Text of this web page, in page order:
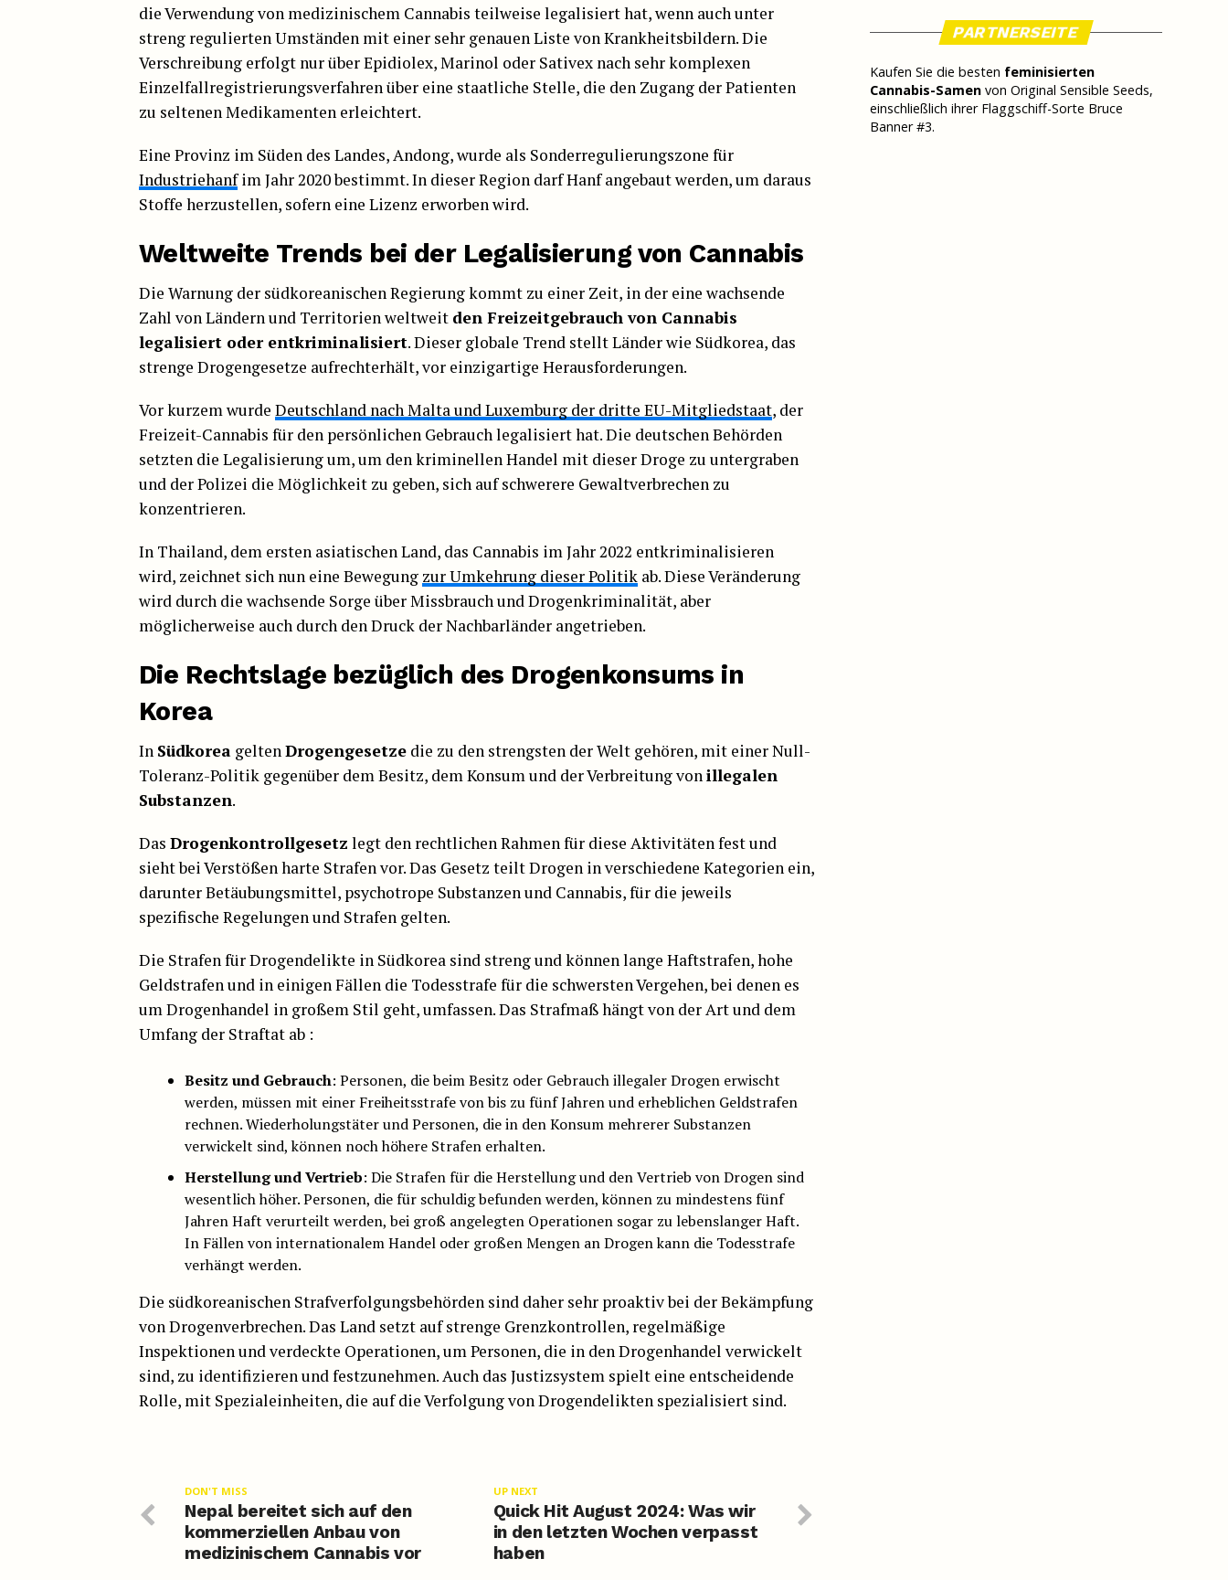
die Verwendung von medizinischem Cannabis teilweise legalisiert hat, wenn auch unter
streng regulierten Umständen mit einer sehr genauen Liste von Krankheitsbildern. Die
Verschreibung erfolgt nur über Epidiolex, Marinol oder Sativex nach sehr komplexen
Einzelfallregistrierungsverfahren über eine staatliche Stelle, die den Zugang der Patienten
zu seltenen Medikamenten erleichtert.
Eine Provinz im Süden des Landes, Andong, wurde als Sonderregulierungszone für
Industriehanfim Jahr 2020 bestimmt. In dieser Region darf Hanf angebaut werden, um daraus
Stoffe herzustellen, sofern eine Lizenz erworben wird.
Weltweite Trends bei der Legalisierung von Cannabis
Die Warnung der südkoreanischen Regierung kommt zu einer Zeit, in der eine wachsende
Zahl von Ländern und Territorien weltweit den Freizeitgebrauch von Cannabis
legalisiert oder entkriminalisiert. Dieser globale Trend stellt Länder wie Südkorea, das
strenge Drogengesetze aufrechterhält, vor einzigartige Herausforderungen.
Vor kurzem wurde Deutschland nach Malta und Luxemburg der dritte EU-Mitgliedstaat, der
Freizeit-Cannabis für den persönlichen Gebrauch legalisiert hat. Die deutschen Behörden
setzten die Legalisierung um, um den kriminellen Handel mit dieser Droge zu untergraben
und der Polizei die Möglichkeit zu geben, sich auf schwerere Gewaltverbrechen zu
konzentrieren.
In Thailand, dem ersten asiatischen Land, das Cannabis im Jahr 2022 entkriminalisieren
wird, zeichnet sich nun eine Bewegung zur Umkehrung dieser Politik ab. Diese Veränderung
wird durch die wachsende Sorge über Missbrauch und Drogenkriminalität, aber
möglicherweise auch durch den Druck der Nachbarländer angetrieben.
Die Rechtslage bezüglich des Drogenkonsums in
Korea
In Südkorea gelten Drogengesetze die zu den strengsten der Welt gehören, mit einer Null-
Toleranz-Politik gegenüber dem Besitz, dem Konsum und der Verbreitung von illegalen
Substanzen.
Das Drogenkontrollgesetz legt den rechtlichen Rahmen für diese Aktivitäten fest und
sieht bei Verstößen harte Strafen vor. Das Gesetz teilt Drogen in verschiedene Kategorien ein,
darunter Betäubungsmittel, psychotrope Substanzen und Cannabis, für die jeweils
spezifische Regelungen und Strafen gelten.
Die Strafen für Drogendelikte in Südkorea sind streng und können lange Haftstrafen, hohe
Geldstrafen und in einigen Fällen die Todesstrafe für die schwersten Vergehen, bei denen es
um Drogenhandel in großem Stil geht, umfassen. Das Strafmaß hängt von der Art und dem
Umfang der Straftat ab :
Besitz und Gebrauch: Personen, die beim Besitz oder Gebrauch illegaler Drogen erwischt
werden, müssen mit einer Freiheitsstrafe von bis zu fünf Jahren und erheblichen Geldstrafen
rechnen. Wiederholungstäter und Personen, die in den Konsum mehrerer Substanzen
verwickelt sind, können noch höhere Strafen erhalten.
Herstellung und Vertrieb: Die Strafen für die Herstellung und den Vertrieb von Drogen sind
wesentlich höher. Personen, die für schuldig befunden werden, können zu mindestens fünf
Jahren Haft verurteilt werden, bei groß angelegten Operationen sogar zu lebenslanger Haft.
In Fällen von internationalem Handel oder großen Mengen an Drogen kann die Todesstrafe
verhängt werden.
Die südkoreanischen Strafverfolgungsbehörden sind daher sehr proaktiv bei der Bekämpfung
von Drogenverbrechen. Das Land setzt auf strenge Grenzkontrollen, regelmäßige
Inspektionen und verdeckte Operationen, um Personen, die in den Drogenhandel verwickelt
sind, zu identifizieren und festzunehmen. Auch das Justizsystem spielt eine entscheidende
Rolle, mit Spezialeinheiten, die auf die Verfolgung von Drogendelikten spezialisiert sind.
UP NEXT
Quick Hit August 2024: Was wir
in den letzten Wochen verpasst
haben
DON'T MISS
Nepal bereitet sich auf den
kommerziellen Anbau von
medizinischem Cannabis vor
PARTNERSEITE
Kaufen Sie die besten feminisierten
Cannabis-Samen von Original Sensible Seeds,
einschließlich ihrer Flaggschiff-Sorte Bruce
Banner #3.